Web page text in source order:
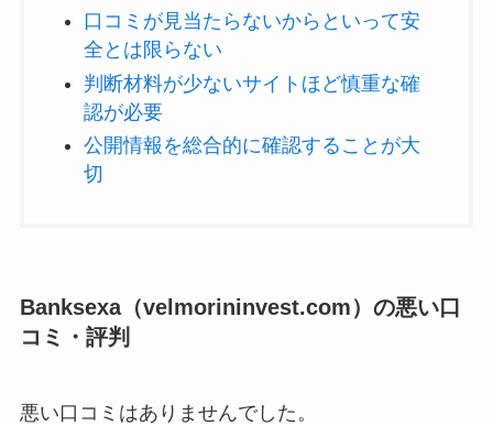
口コミが見当たらないからといって安
全とは限らない
判断材料が少ないサイトほど慎重な確
認が必要
公開情報を総合的に確認することが大
切
Banksexa（velmorininvest.com）の悪い口
コミ・評判
悪い口コミはありませんでした。